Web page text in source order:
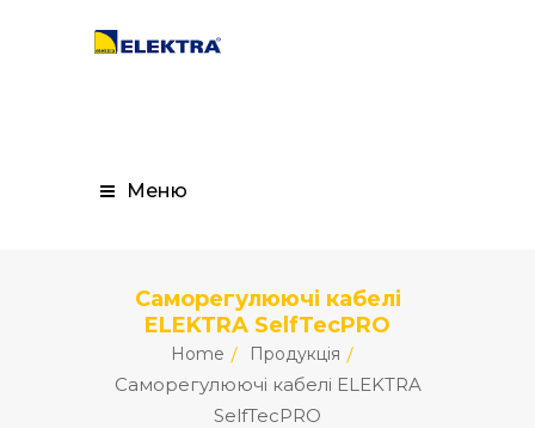
Меню
Саморегулюючі кабелі
ELEKTRA SelfTecPRO
Home Продукція
Саморегулюючі кабелі ELEKTRA
SelfTecPRO